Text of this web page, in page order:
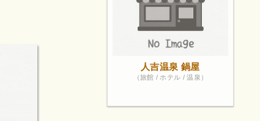
人吉温泉 鍋屋
（旅館 / ホテル / 温泉）